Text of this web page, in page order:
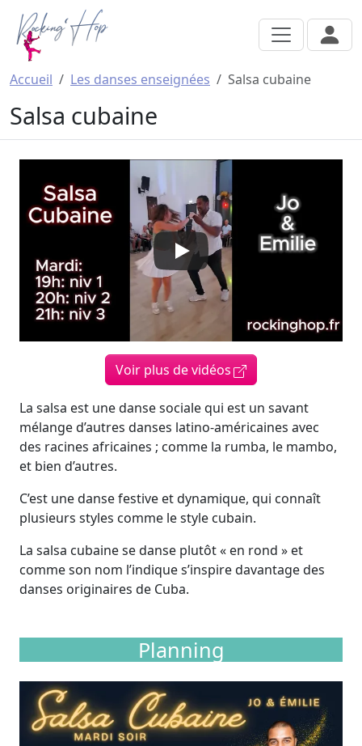
Aller au contenu principal
Accueil Les danses enseignées Salsa cubaine
Salsa cubaine
Voir plus de vidéos
La salsa est une danse sociale qui est un savant
mélange d’autres danses latino-américaines avec
des racines africaines ; comme la rumba, le mambo,
et bien d’autres.
C’est une danse festive et dynamique, qui connaît
plusieurs styles comme le style cubain.
La salsa cubaine se danse plutôt « en rond » et
comme son nom l’indique s’inspire davantage des
danses originaires de Cuba.
Planning